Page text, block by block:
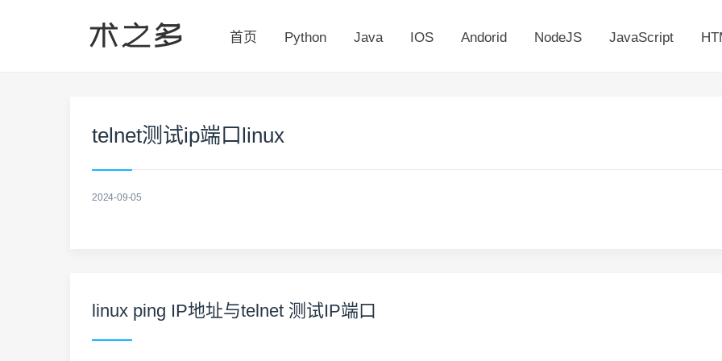
首页 Python Java IOS Andorid NodeJS JavaScript
telnet测试ip端口linux
2024-09-05
linux ping IP地址与telnet 测试IP端口